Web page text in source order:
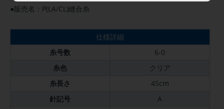
●販売名：P(LA/CL)縫合糸
仕様詳細
糸号数
6-0
糸色
クリア
糸長さ
45cm
針記号
A